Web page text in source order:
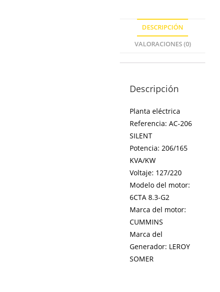
DESCRIPCIÓN
VALORACIONES (0)
Descripción
Planta eléctrica
Referencia: AC-206
SILENT
Potencia: 206/165
KVA/KW
Voltaje: 127/220
Modelo del motor:
6CTA 8.3-G2
Marca del motor:
CUMMINS
Marca del
Generador: LEROY
SOMER